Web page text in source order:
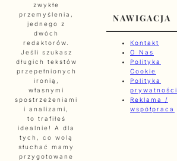
zwykłe
przemyślenia,
jednego z
dwóch
redaktorów.
Jeśli szukasz
długich tekstów
przepełnionych
ironią,
własnymi
spostrzeżeniami
i analizami,
to trafiłeś
idealnie! A dla
tych, co wolą
słuchać mamy
przygotowane
NAWIGACJA
Kontakt
O Nas
Polityka
Cookie
Polityka
prywatności
Reklama /
współpraca